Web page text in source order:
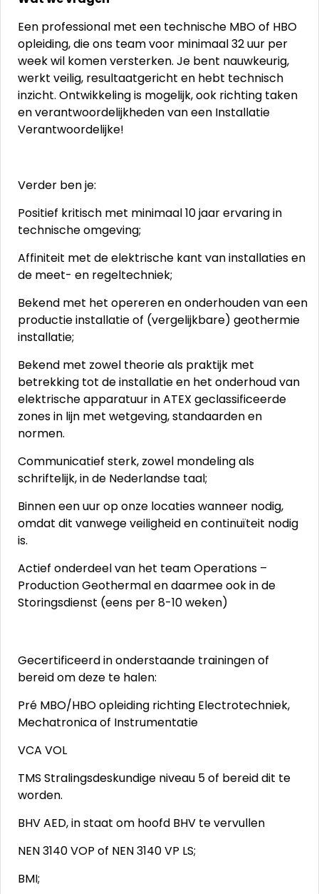
Een professional met een technische MBO of HBO
opleiding, die ons team voor minimaal 32 uur per
week wil komen versterken. Je bent nauwkeurig,
werkt veilig, resultaatgericht en hebt technisch
inzicht. Ontwikkeling is mogelijk, ook richting taken
en verantwoordelijkheden van een Installatie
Verantwoordelijke!
Verder ben je:
Positief kritisch met minimaal 10 jaar ervaring in
technische omgeving;
Affiniteit met de elektrische kant van installaties en
de meet- en regeltechniek;
Bekend met het opereren en onderhouden van een
productie installatie of (vergelijkbare) geothermie
installatie;
Bekend met zowel theorie als praktijk met
betrekking tot de installatie en het onderhoud van
elektrische apparatuur in ATEX geclassificeerde
zones in lijn met wetgeving, standaarden en
normen.
Communicatief sterk, zowel mondeling als
schriftelijk, in de Nederlandse taal;
Binnen een uur op onze locaties wanneer nodig,
omdat dit vanwege veiligheid en continuïteit nodig
is.
Actief onderdeel van het team Operations –
Production Geothermal en daarmee ook in de
Storingsdienst (eens per 8-10 weken)
Gecertificeerd in onderstaande trainingen of
bereid om deze te halen:
Pré MBO/HBO opleiding richting Electrotechniek,
Mechatronica of Instrumentatie
VCA VOL
TMS Stralingsdeskundige niveau 5 of bereid dit te
worden.
BHV AED, in staat om hoofd BHV te vervullen
NEN 3140 VOP of NEN 3140 VP LS;
BMI;